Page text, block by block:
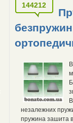
144212
незалежних
пружина зашита